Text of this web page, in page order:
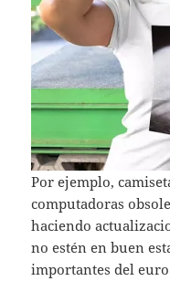
Por ejemplo,
computadoras
haciendo
no estén en buen
importantes del